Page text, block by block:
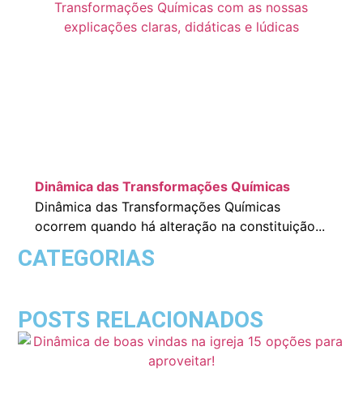
Dinâmica das Transformações Químicas
Dinâmica das Transformações Químicas
ocorrem quando há alteração na constituição...
CATEGORIAS
POSTS RELACIONADOS